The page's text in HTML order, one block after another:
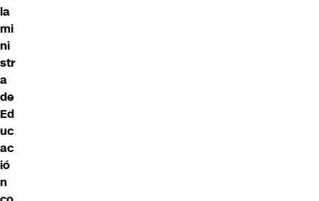
la
mi
ni
str
a
de
Ed
uc
ac
ió
n